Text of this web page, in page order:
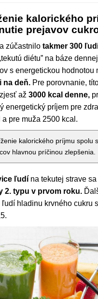
kalorického
prejavov
zúčastnilo takmer 300
diétu” na báze
s energetickou hodnotou
na deň. Pre porovnanie,
až 3000 kcal denne,
energetický príjem pre
pre muža 2500 kcal.
kalorického príjmu spolu
hlavnou príčinou zlepšenia.
ľudí na tekutej strave
2. typu v prvom roku.
hladinu krvného cukru